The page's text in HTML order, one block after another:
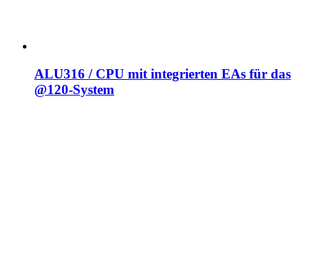
ALU316 / CPU mit integrierten EAs für das
@120-System